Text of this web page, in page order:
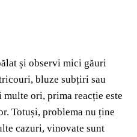
și observi mici găuri
bluze subțiri sau
multe ori, prima reacție este
Totuși, problema nu ține
cazuri, vinovate sunt